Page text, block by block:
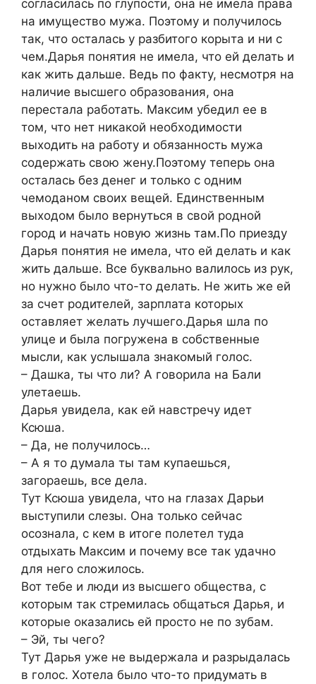
согласилась по глупости, она не имела права
на имущество мужа. Поэтому и получилось
так, что осталась у разбитого корыта и ни с
чем.Дарья понятия не имела, что ей делать и
как жить дальше. Ведь по факту, несмотря на
наличие высшего образования, она
перестала работать. Максим убедил ее в
том, что нет никакой необходимости
выходить на работу и обязанность мужа
содержать свою жену.Поэтому теперь она
осталась без денег и только с одним
чемоданом своих вещей. Единственным
выходом было вернуться в свой родной
город и начать новую жизнь там.По приезду
Дарья понятия не имела, что ей делать и как
жить дальше. Все буквально валилось из рук,
но нужно было что-то делать. Не жить же ей
за счет родителей, зарплата которых
оставляет желать лучшего.Дарья шла по
улице и была погружена в собственные
мысли, как услышала знакомый голос.
– Дашка, ты что ли? А говорила на Бали
улетаешь.
Дарья увидела, как ей навстречу идет
Ксюша.
– Да, не получилось…
– А я то думала ты там купаешься,
загораешь, все дела.
Тут Ксюша увидела, что на глазах Дарьи
выступили слезы. Она только сейчас
осознала, с кем в итоге полетел туда
отдыхать Максим и почему все так удачно
для него сложилось.
Вот тебе и люди из высшего общества, с
которым так стремилась общаться Дарья, и
которые оказались ей просто не по зубам.
– Эй, ты чего?
Тут Дарья уже не выдержала и разрыдалась
в голос. Хотела было что-то придумать в